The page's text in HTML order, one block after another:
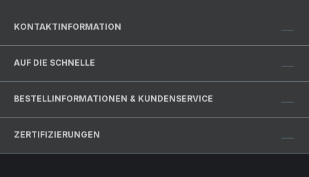
KONTAKTINFORMATION
AUF DIE SCHNELLE
BESTELLINFORMATIONEN & KUNDENSERVICE
ZERTIFIZIERUNGEN